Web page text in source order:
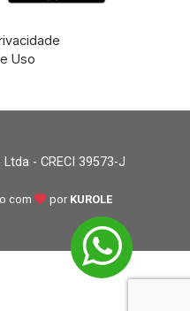
Uso
- CRECI 39573-J
com por KUROLE